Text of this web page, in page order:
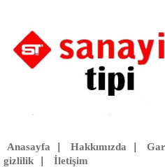
Anasayfa Hakkımızda
gizlilik
İletişim